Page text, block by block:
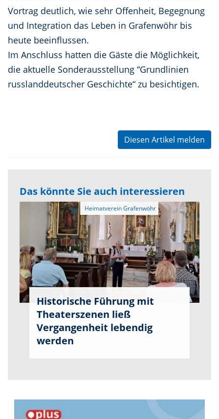
Vortrag deutlich, wie sehr Offenheit, Begegnung
und Integration das Leben in Grafenwöhr bis
heute beeinflussen.
Im Anschluss hatten die Gäste die Möglichkeit,
die aktuelle Sonderausstellung “Grundlinien
russlanddeutscher Geschichte“ zu besichtigen.
Diesen Artikel melden
Das könnte Sie auch interessieren
Heimatverein Grafenwöhr
Historische Führung mit
Theaterszenen ließ
Vergangenheit lebendig
werden